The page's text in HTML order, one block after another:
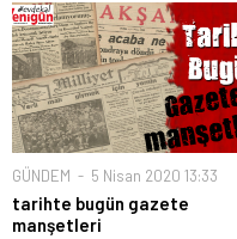
GÜNDEM 5 Nisan 2020 13:33
tarihte bugün gazete
manşetleri